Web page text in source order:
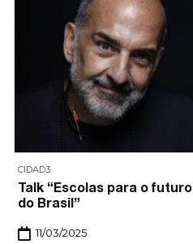
CIDAD3
Talk “Escolas para o futuro
do Brasil”
11/03/2025